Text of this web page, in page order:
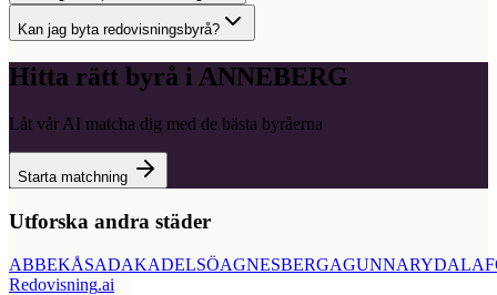
Kan jag byta redovisningsbyrå?
Hitta rätt byrå i ANNEBERG
Låt vår AI matcha dig med de bästa byråerna
Starta matchning
Utforska andra städer
ABBEKÅSADAKADELSÖAGNESBERGAGUNNARYD
Redovisning.ai